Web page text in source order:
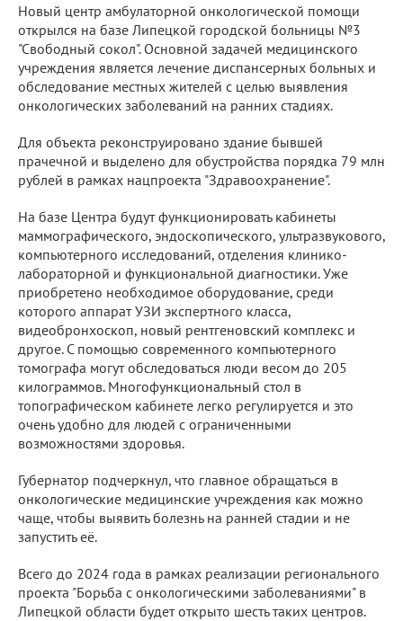
Новый центр амбулаторной онкологической помощи
открылся на базе Липецкой городской больницы №3
"Свободный сокол". Основной задачей медицинского
учреждения является лечение диспансерных больных и
обследование местных жителей с целью выявления
онкологических заболеваний на ранних стадиях.
Для объекта реконструировано здание бывшей
прачечной и выделено для обустройства порядка 79 млн
рублей в рамках нацпроекта "Здравоохранение".
На базе Центра будут функционировать кабинеты
маммографического, эндоскопического, ультразвукового,
компьютерного исследований, отделения клинико-
лабораторной и функциональной диагностики. Уже
приобретено необходимое оборудование, среди
которого аппарат УЗИ экспертного класса,
видеобронхоскоп, новый рентгеновский комплекс и
другое. С помощью современного компьютерного
томографа могут обследоваться люди весом до 205
килограммов. Многофункциональный стол в
топографическом кабинете легко регулируется и это
очень удобно для людей с ограниченными
возможностями здоровья.
Губернатор подчеркнул, что главное обращаться в
онкологические медицинские учреждения как можно
чаще, чтобы выявить болезнь на ранней стадии и не
запустить её.
Всего до 2024 года в рамках реализации регионального
проекта "Борьба с онкологическими заболеваниями" в
Липецкой области будет открыто шесть таких центров.